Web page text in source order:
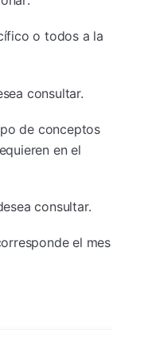
o todos a la
consultar.
de conceptos
en el
consultar.
el mes